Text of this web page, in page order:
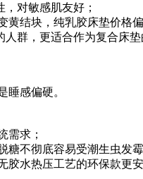
对敏感肌友好；
结块，纯乳胶床垫价格偏
群，更适合作为复合床垫
睡感偏硬。
需求；
糖不彻底容易受潮生虫发霉
水热压工艺的环保款更安